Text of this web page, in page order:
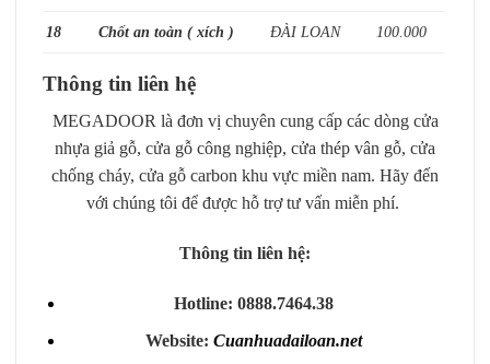
18 Chốt an toàn ( xích ) ĐÀI LOAN 100.000
Thông tin liên hệ
MEGADOOR là đơn vị chuyên cung cấp các dòng cửa
nhựa giả gỗ, cửa gỗ công nghiệp, cửa thép vân gỗ, cửa
chống cháy, cửa gỗ carbon khu vực miền nam. Hãy đến
với chúng tôi để được hỗ trợ tư vấn miễn phí.
Thông tin liên hệ:
Hotline: 0888.7464.38
Website:Cuanhuadailoan.net